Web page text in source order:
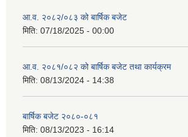
आ.व. २०८२/०८३ को बार्षिक बजेट
मिति: 07/18/2025 - 00:00
आ.व. २०८१/०८२ को बार्षिक बजेट तथा कार्यक्रम
मिति: 08/13/2024 - 14:38
बार्षिक बजेट २०८०-०८१
मिति: 08/13/2023 - 16:14